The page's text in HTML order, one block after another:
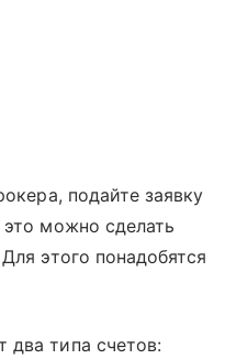
подайте заявку
можно сделать
этого понадобятся
два типа счетов: